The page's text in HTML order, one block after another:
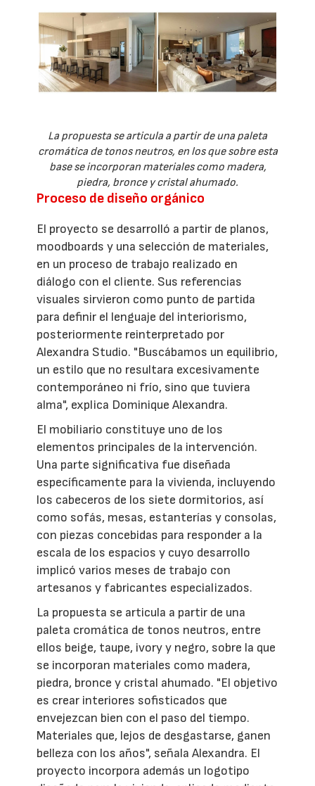
La propuesta se articula a partir de una paleta
cromática de tonos neutros, en los que sobre esta
base se incorporan materiales como madera,
piedra, bronce y cristal ahumado.
Proceso de diseño orgánico
El proyecto se desarrolló a partir de planos,
moodboards y una selección de materiales,
en un proceso de trabajo realizado en
diálogo con el cliente. Sus referencias
visuales sirvieron como punto de partida
para definir el lenguaje del interiorismo,
posteriormente reinterpretado por
Alexandra Studio. "Buscábamos un equilibrio,
un estilo que no resultara excesivamente
contemporáneo ni frío, sino que tuviera
alma", explica Dominique Alexandra.
El mobiliario constituye uno de los
elementos principales de la intervención.
Una parte significativa fue diseñada
específicamente para la vivienda, incluyendo
los cabeceros de los siete dormitorios, así
como sofás, mesas, estanterías y consolas,
con piezas concebidas para responder a la
escala de los espacios y cuyo desarrollo
implicó varios meses de trabajo con
artesanos y fabricantes especializados.
La propuesta se articula a partir de una
paleta cromática de tonos neutros, entre
ellos beige, taupe, ivory y negro, sobre la que
se incorporan materiales como madera,
piedra, bronce y cristal ahumado. "El objetivo
es crear interiores sofisticados que
envejezcan bien con el paso del tiempo.
Materiales que, lejos de desgastarse, ganen
belleza con los años", señala Alexandra. El
proyecto incorpora además un logotipo